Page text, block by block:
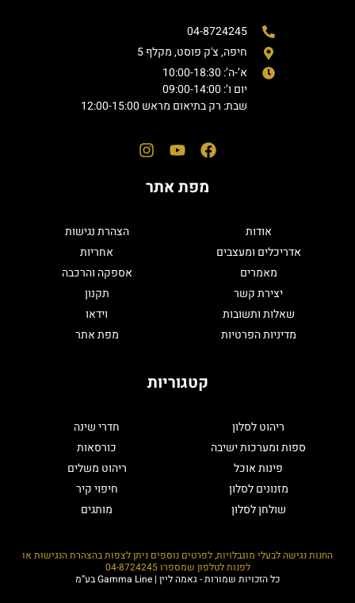
04-8724245
חיפה, צ'ק פוסט, מקלף 5
א’-ה’: 10:00-18:30
יום ו’: 09:00-14:00
שבת: רק בתיאום מראש 12:00-15:00
מפת אתר
אודות
אדריכלים ומעצבים
מאמרים
יצירת קשר
שאלות ותשובות
מדיניות הפרטיות
הצהרת נגישות
אחריות
אספקה והרכבה
תקנון
וידאו
מפת אתר
קטגוריות
ריהוט לסלון
ספות ומערכות ישיבה
פינות אוכל
מזנונים לסלון
שולחן לסלון
חדרי שינה
כורסאות
ריהוט משלים
חיפוי קיר
מותגים
החנות נגישה לבעלי מוגבלויות, לפרטים נוספים ניתן לצפות בהצהרת הנגישות או
לפנות לטלפון שמספרו04-8724245
כל הזכויות שמורות - גאמה ליין | Gamma Line בע”מ